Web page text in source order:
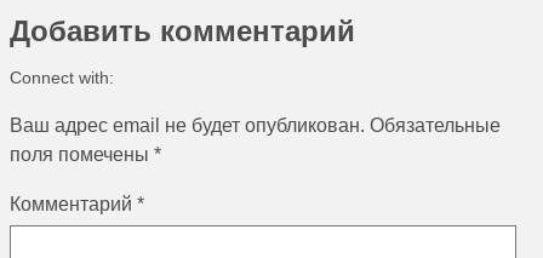
Добавить комментарий
Connect with:
Ваш адрес email не будет опубликован. Обязательные
поля помечены*
Комментарий*